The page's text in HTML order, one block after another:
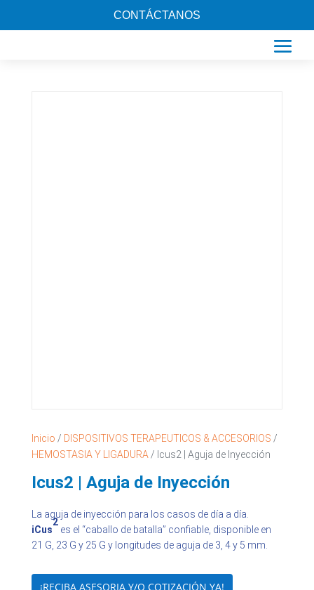
CONTÁCTANOS
Inicio / DISPOSITIVOS TERAPEUTICOS & ACCESORIOS /
HEMOSTASIA Y LIGADURA/ Icus2 | Aguja de Inyección
Icus2 | Aguja de Inyección
La aguja de inyección para los casos de día a día.
iCus
2
es el “caballo de batalla” confiable, disponible en
21 G, 23 G y 25 G y longitudes de aguja de 3, 4 y 5 mm.
¡RECIBA ASESORIA Y/O COTIZACIÓN YA!